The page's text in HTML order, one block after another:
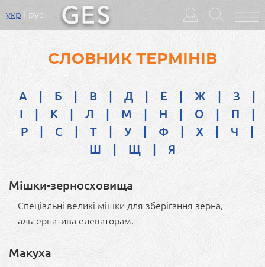
укр рус
Головне
меню
СЛОВНИК ТЕРМІНІВ
А Б В Д Е Ж З
І
К Л М Н О П
Р
С Т У Ф Х Ч
Ш
Щ Я
Мішки-зерносховища
Спеціальні великі мішки для зберігання зерна,
альтернатива елеваторам.
Макуха